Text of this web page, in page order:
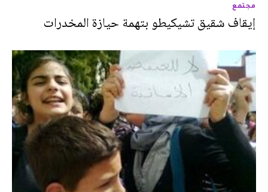
مجتمع
إيقاف شقيق تشيكيطو بتهمة حيازة المخدرات